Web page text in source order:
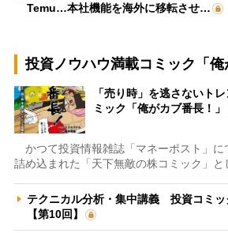
Temu…本社機能を海外に移転させ…
投資ノウハウ満載コミック「俺
「売り時」を逃さないト
ミック「俺がカブ番長！」
かつて投資情報雑誌「マネーポスト」に
詰め込まれた「天下無敵の株コミック」と
テクニカル分析・集中講義 投資コミッ
【第10回】